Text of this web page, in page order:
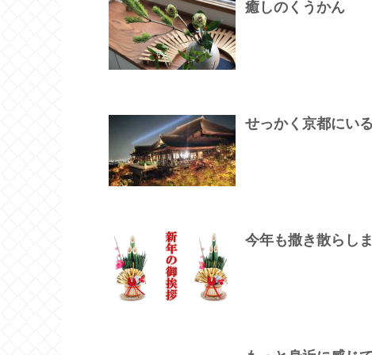
癒しのくうかん
せっかく京都にい
今年も撒き散らし